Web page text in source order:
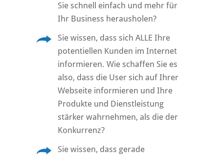
Sie schnell einfach und mehr für
Ihr Business herausholen?
Sie wissen, dass sich ALLE Ihre
potentiellen Kunden im Internet
informieren. Wie schaffen Sie es
also, dass die User sich auf Ihrer
Webseite informieren und Ihre
Produkte und Dienstleistung
stärker wahrnehmen, als die der
Konkurrenz?
Sie wissen, dass gerade